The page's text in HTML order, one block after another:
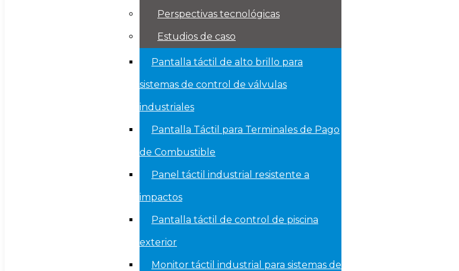
Perspectivas tecnológicas
Estudios de caso
Pantalla táctil de alto brillo para
sistemas de control de válvulas
industriales
Pantalla Táctil para Terminales de Pago
de Combustible
Panel táctil industrial resistente a
impactos
Pantalla táctil de control de piscina
exterior
Monitor táctil industrial para sistemas de